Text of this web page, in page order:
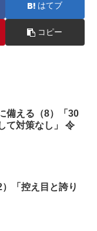
はてブ
コピー
備える（8）「30
て対策なし」 令
「控え目と誇り